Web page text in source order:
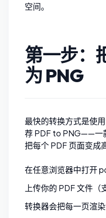
空间。
第一步：
为 PNG
最快的转换方式是使
荐PDF to PNG——一
把每个 PDF 页面变成
在任意浏览器中打开
上传你的 PDF 文件（
转换器会把每一页渲